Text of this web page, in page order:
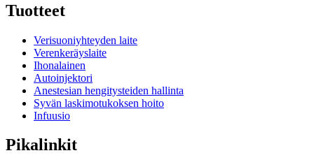
Tuotteet
Verisuoniyhteyden laite
Verenkeräyslaite
Ihonalainen
Autoinjektori
Anestesian hengitysteiden hallinta
Syvän laskimotukoksen hoito
Infuusio
Pikalinkit